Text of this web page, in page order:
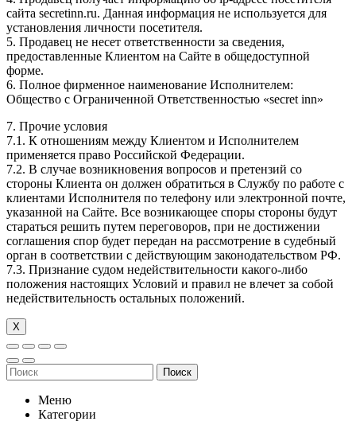
сайта secretinn.ru. Данная информация не используется для
установления личности посетителя.
5. Продавец не несет ответственности за сведения,
предоставленные Клиентом на Сайте в общедоступной
форме.
6. Полное фирменное наименование Исполнителем:
Общество с Ограниченной Ответственностью «secret inn»
7. Прочие условия
7.1. К отношениям между Клиентом и Исполнителем
применяется право Российской Федерации.
7.2. В случае возникновения вопросов и претензий со
стороны Клиента он должен обратиться в Службу по работе с
клиентами Исполнителя по телефону или электронной почте,
указанной на Сайте. Все возникающее споры стороны будут
стараться решить путем переговоров, при не достижении
соглашения спор будет передан на рассмотрение в судебный
орган в соответствии с действующим законодательством РФ.
7.3. Признание судом недействительности какого-либо
положения настоящих Условий и правил не влечет за собой
недействительность остальных положений.
Х
Поиск
Меню
Категории